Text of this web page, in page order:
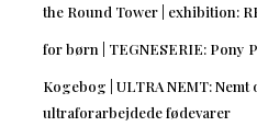
the Round Tower | exhibition:
for børn | TEGNESERIE: Pony
Kogebog | ULTRA NEMT: Nemt
ultraforarbejdede fødevarer